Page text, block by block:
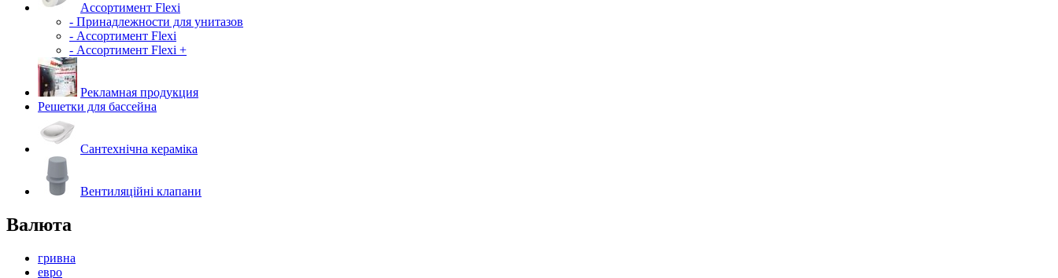
Ассортимент Flexi
- Принадлежности для унитазов
- Ассортимент Flexi
- Ассортимент Flexi +
Рекламная продукция
Решетки для бассейна
Сантехнічна кераміка
Вентиляційні клапани
Валюта
гривна
евро